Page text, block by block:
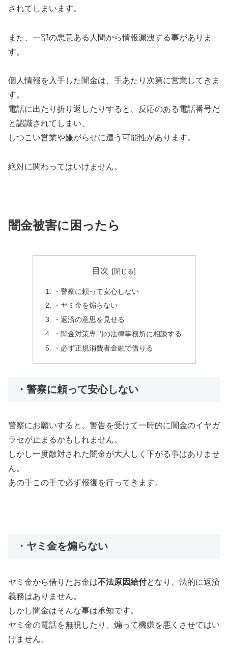
されてしまいます。
また、一部の悪意ある人間から情報漏洩する事がありま
す。
個人情報を入手した闇金は、手あたり次第に営業してきま
す。
電話に出たり折り返したりすると、反応のある電話番号だ
と認識されてしまい、
しつこい営業や嫌がらせに遭う可能性があります。
絶対に関わってはいけません。
闇金被害に困ったら
目次
・警察に頼って安心しない
・ヤミ金を煽らない
・返済の意思を見せる
・闇金対策専門の法律事務所に相談する
・必ず正規消費者金融で借りる
・警察に頼って安心しない
警察にお願いすると、警告を受けて一時的に闇金のイヤガ
ラセが止まるかもしれません。
しかし一度敵対された闇金が大人しく下がる事はありませ
ん。
あの手この手で必ず報復を行ってきます。
・ヤミ金を煽らない
ヤミ金から借りたお金は不法原因給付となり、法的に返済
義務はありません。
しかし闇金はそんな事は承知です。
ヤミ金の電話を無視したり、煽って機嫌を悪くさせてはい
けません。